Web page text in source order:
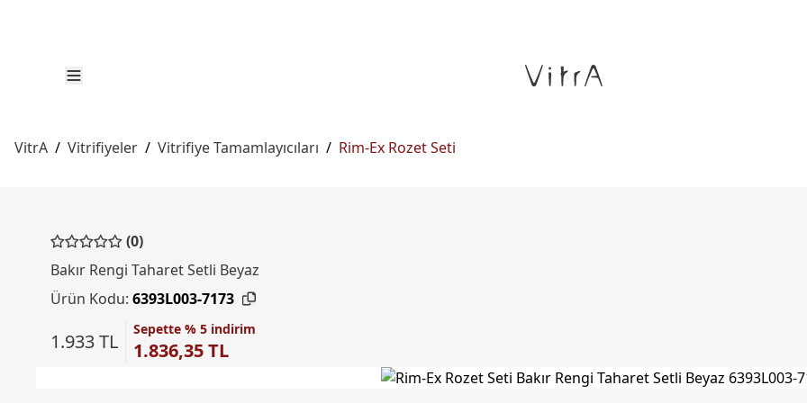
VitrA / Vitrifiyeler / Vitrifiye Tamamlayıcıları / Rim-Ex Rozet Seti
(0)
Bakır Rengi Taharet Setli Beyaz
Ürün Kodu: 6393L003-7173
1.933 TL
Sepette % 5 indirim
1.836,35 TL